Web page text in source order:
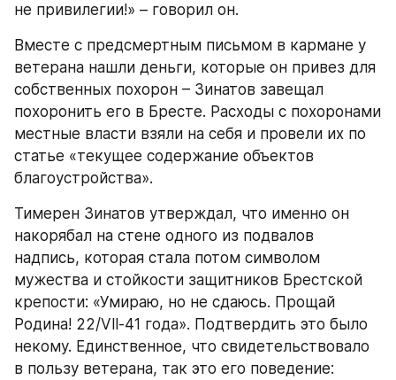
не привилегии!» – говорил он.
Вместе с предсмертным письмом в кармане у
ветерана нашли деньги, которые он привез для
собственных похорон – Зинатов завещал
похоронить его в Бресте. Расходы с похоронами
местные власти взяли на себя и провели их по
статье «текущее содержание объектов
благоустройства».
Тимерен Зинатов утверждал, что именно он
накорябал на стене одного из подвалов
надпись, которая стала потом символом
мужества и стойкости защитников Брестской
крепости: «Умираю, но не сдаюсь. Прощай
Родина! 22/Vll-41 года». Подтвердить это было
некому. Единственное, что свидетельствовало
в пользу ветерана, так это его поведение: